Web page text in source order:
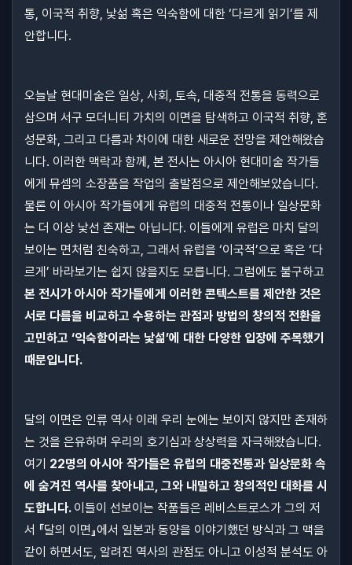
통, 이국적 취향, 낯섦 혹은 익숙함에 대한 ‘다르게 읽기’를 제
안합니다.
오늘날 현대미술은 일상, 사회, 토속, 대중적 전통을 동력으로
삼으며 서구 모더니티 가치의 이면을 탐색하고 이국적 취향, 혼
성문화, 그리고 다름과 차이에 대한 새로운 전망을 제안해왔습
니다. 이러한 맥락과 함께, 본 전시는 아시아 현대미술 작가들
에게 뮤셈의 소장품을 작업의 출발점으로 제안해보았습니다.
물론 이 아시아 작가들에게 유럽의 대중적 전통이나 일상문화
는 더 이상 낯선 존재는 아닙니다. 이들에게 유럽은 마치 달의
보이는 면처럼 친숙하고, 그래서 유럽을 ‘이국적’으로 혹은 ‘다
르게’ 바라보기는 쉽지 않을지도 모릅니다. 그럼에도 불구하고
본 전시가 아시아 작가들에게 이러한 콘텍스트를 제안한 것은
서로 다름을 비교하고 수용하는 관점과 방법의 창의적 전환을
고민하고 ‘익숙함이라는 낯섦’에 대한 다양한 입장에 주목했기
때문입니다.
달의 이면은 인류 역사 이래 우리 눈에는 보이지 않지만 존재하
는 것을 은유하며 우리의 호기심과 상상력을 자극해왔습니다.
여기 22명의 아시아 작가들은 유럽의 대중전통과 일상문화 속
에 숨겨진 역사를 찾아내고, 그와 내밀하고 창의적인 대화를 시
도합니다. 이들이 선보이는 작품들은 레비스트로스가 그의 저
서 『달의 이면』에서 일본과 동양을 이야기했던 방식과 그 맥을
같이 하면서도, 알려진 역사의 관점도 아니고 이성적 분석도 아